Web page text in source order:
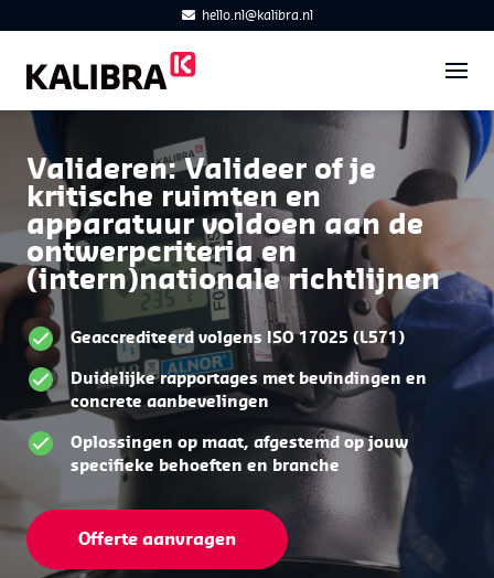
hello.nl@kalibra.nl
Valideren: Valideer of je
kritische ruimten en
apparatuur voldoen aan de
ontwerpcriteria en
(intern)nationale richtlijnen
Geaccrediteerd volgens ISO 17025 (L571)
Duidelijke rapportages met bevindingen en
concrete aanbevelingen
Oplossingen op maat, afgestemd op jouw
specifieke behoeften en branche
Offerte aanvragen